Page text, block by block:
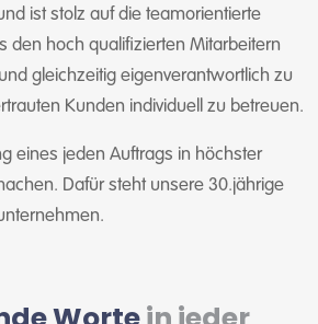
ist stolz auf die teamorientierte
den hoch qualifizierten Mitarbeitern
gleichzeitig eigenverantwortlich zu
Kunden individuell zu betreuen.
eines jeden Auftrags in höchster
Dafür steht unsere 30.jährige